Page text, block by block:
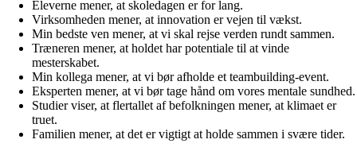
Eleverne mener, at skoledagen er for lang.
Virksomheden mener, at innovation er vejen til vækst.
Min bedste ven mener, at vi skal rejse verden rundt sammen.
Træneren mener, at holdet har potentiale til at vinde
mesterskabet.
Min kollega mener, at vi bør afholde et teambuilding-event.
Eksperten mener, at vi bør tage hånd om vores mentale sundhed.
Studier viser, at flertallet af befolkningen mener, at klimaet er
truet.
Familien mener, at det er vigtigt at holde sammen i svære tider.